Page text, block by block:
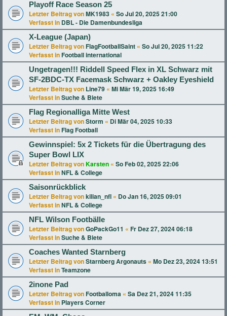
Playoff Race Season 25
Letzter Beitrag vonMK1983 « So Jul 20, 2025 21:00
Verfasst in DBL - Die Damenbundesliga
X-League (Japan)
Letzter Beitrag von FlagFootballSaint « So Jul 20, 2025 11:22
Verfasst in Football international
Ungetragen!!! Riddell Speed Flex in XL Schwarz mit
SF-2BDC-TX Facemask Schwarz + Oakley Eyeshield
Letzter Beitrag von Line79 « Mi Mär 19, 2025 16:49
Verfasst inSuche & Biete
Flag Regionalliga Mitte West
Letzter Beitrag vonStorm « Di Mär 04, 2025 10:33
Verfasst in Flag Football
Gewinnspiel: 5x 2 Tickets für die Übertragung des
Super Bowl LIX
Letzter Beitrag vonKarsten « So Feb 02, 2025 22:06
Verfasst inNFL & College
Saisonrückblick
Letzter Beitrag vonkilian_nfl « Do Jan 16, 2025 09:01
Verfasst inNFL & College
NFL Wilson Footbälle
Letzter Beitrag vonGoPackGo11 « Fr Dez 27, 2024 06:18
Verfasst inSuche & Biete
Coaches Wanted Starnberg
Letzter Beitrag vonStarnberg Argonauts « Mo Dez 23, 2024 13:51
Verfasst inTeamzone
2inone Pad
Letzter Beitrag von Footballoma « Sa Dez 21, 2024 11:35
Verfasst in Players Corner